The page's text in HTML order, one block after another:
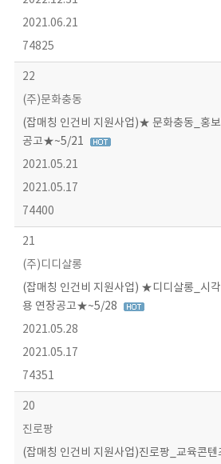
2021.06.21
74825
22
(주)문화충동
(잡매칭 인건비 지원사업)★ 문화충동_홍
공고★~5/21
2021.05.21
2021.05.17
74400
21
(주)디디살롱
(잡매칭 인건비 지원사업) ★디디살롱_시
용 연장공고★~5/28
2021.05.28
2021.05.17
74351
20
진로팡
(잡매칭 인건비 지원사업)진로팡_교육콘